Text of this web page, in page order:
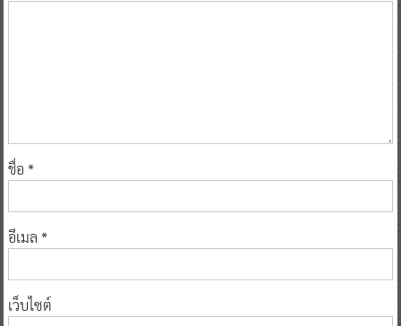
ชื่อ *
อีเมล *
เว็บไซต์